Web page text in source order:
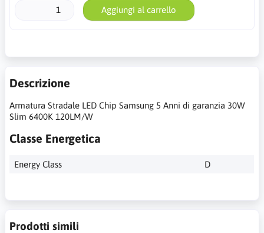
Aggiungi al carrello
Descrizione
Armatura Stradale LED Chip Samsung 5 Anni di garanzia 30W
Slim 6400K 120LM/W
Classe Energetica
Energy Class D
Prodotti simili